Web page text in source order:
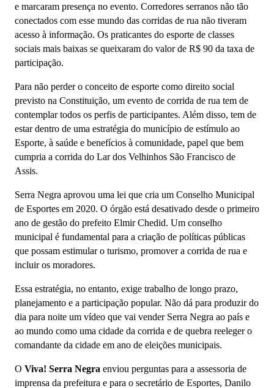
e marcaram presença no evento. Corredores serranos não tão
conectados com esse mundo das corridas de rua não tiveram
acesso à informação. Os praticantes do esporte de classes
sociais mais baixas se queixaram do valor de R$ 90 da taxa de
participação.
Para não perder o conceito de esporte como direito social
previsto na Constituição, um evento de corrida de rua tem de
contemplar todos os perfis de participantes. Além disso, tem de
estar dentro de uma estratégia do município de estímulo ao
Esporte, à saúde e benefícios à comunidade, papel que bem
cumpria a corrida do Lar dos Velhinhos São Francisco de
Assis.
Serra Negra aprovou uma lei que cria um Conselho Municipal
de Esportes em 2020. O órgão está desativado desde o primeiro
ano de gestão do prefeito Elmir Chedid. Um conselho
municipal é fundamental para a criação de políticas públicas
que possam estimular o turismo, promover a corrida de rua e
incluir os moradores.
Essa estratégia, no entanto, exige trabalho de longo prazo,
planejamento e a participação popular. Não dá para produzir do
dia para noite um vídeo que vai vender Serra Negra ao país e
ao mundo como uma cidade da corrida e de quebra reeleger o
comandante da cidade em ano de eleições municipais.
O Viva! Serra Negra enviou perguntas para a assessoria de
imprensa da prefeitura e para o secretário de Esportes, Danilo